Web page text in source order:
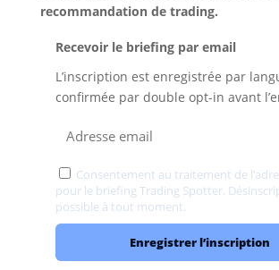
recommandation de trading.
Recevoir le briefing par email
L’inscription est enregistrée par
confirmée par double opt-in avant
Consentement au traitement de
pour le briefing Trading Spotter.
possible à tout moment.
Enregistrer l’inscription